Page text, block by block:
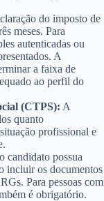
do imposto de
meses. Para
autenticadas ou
A
a faixa de
ao perfil do
(CTPS): A
quanto
profissional e
candidato possua
incluir os documentos
Para pessoas com
é obrigatório.